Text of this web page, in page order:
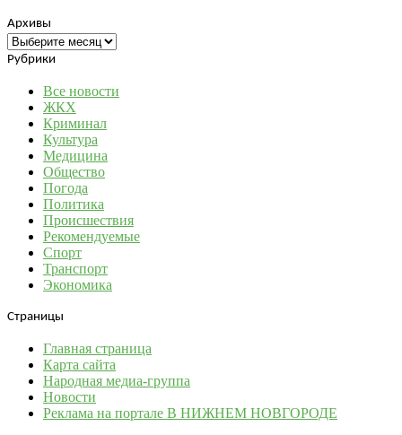
Архивы
Архивы
Рубрики
Все новости
ЖКХ
Криминал
Культура
Медицина
Общество
Погода
Политика
Происшествия
Рекомендуемые
Спорт
Транспорт
Экономика
Страницы
Главная страница
Карта сайта
Народная медиа-группа
Новости
Реклама на портале В НИЖНЕМ НОВГОРОДЕ